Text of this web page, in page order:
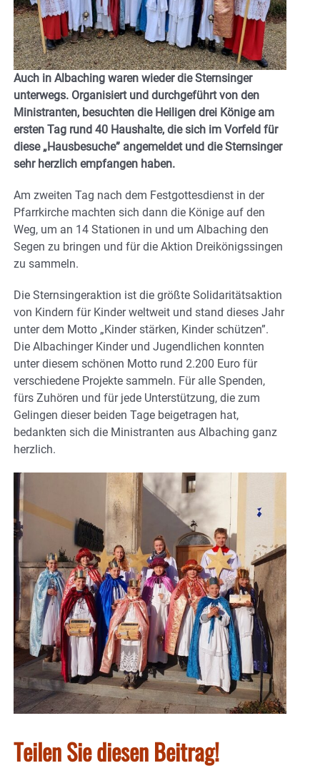
Auch in Albaching waren wieder die Sternsinger
unterwegs. Organisiert und durchgeführt von den
Ministranten, besuchten die Heiligen drei Könige am
ersten Tag rund 40 Haushalte, die sich im Vorfeld für
diese „Hausbesuche” angemeldet und die Sternsinger
sehr herzlich empfangen haben.
Am zweiten Tag nach dem Festgottesdienst in der
Pfarrkirche machten sich dann die Könige auf den
Weg, um an 14 Stationen in und um Albaching den
Segen zu bringen und für die Aktion Dreikönigssingen
zu sammeln.
Die Sternsingeraktion ist die größte Solidaritätsaktion
von Kindern für Kinder weltweit und stand dieses Jahr
unter dem Motto „Kinder stärken, Kinder schützen”.
Die Albachinger Kinder und Jugendlichen konnten
unter diesem schönen Motto rund 2.200 Euro für
verschiedene Projekte sammeln. Für alle Spenden,
fürs Zuhören und für jede Unterstützung, die zum
Gelingen dieser beiden Tage beigetragen hat,
bedankten sich die Ministranten aus Albaching ganz
herzlich.
Teilen Sie diesen Beitrag!